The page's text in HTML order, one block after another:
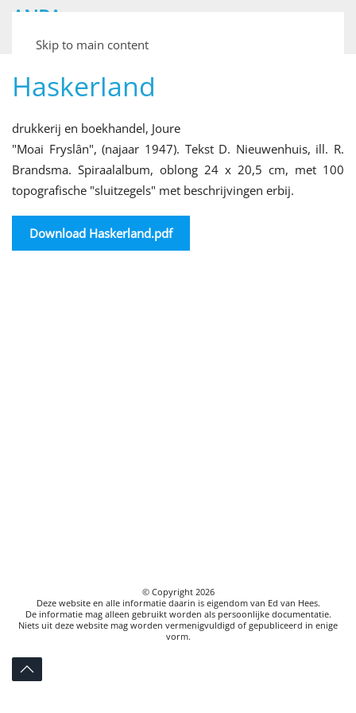
Skip to main content
ANPA
Archief van Nederlandse Plaatjesalbums
Haskerland
drukkerij en boekhandel, Joure
"Moai Fryslân", (najaar 1947). Tekst D. Nieuwenhuis, ill. R.
Brandsma. Spiraalalbum, oblong 24 x 20,5 cm, met 100
topografische "sluitzegels" met beschrijvingen erbij.
Download Haskerland.pdf
© Copyright 2026
Deze website en alle informatie daarin is eigendom van Ed van Hees.
De informatie mag alleen gebruikt worden als persoonlijke documentatie.
Niets uit deze website mag worden vermenigvuldigd of gepubliceerd in enige
vorm.